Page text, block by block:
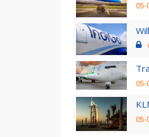
05-
05-
05-